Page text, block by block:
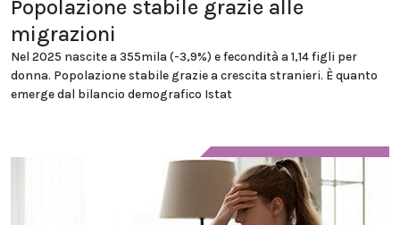
Popolazione stabile grazie alle
migrazioni
Nel 2025 nascite a 355mila (-3,9%) e fecondità a 1,14 figli per
donna. Popolazione stabile grazie a crescita stranieri. È quanto
emerge dal bilancio demografico Istat